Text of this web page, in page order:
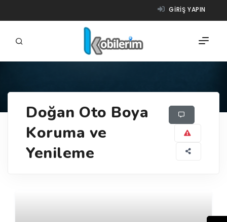
GIRIŞ YAPIN
ÜRÜNLER
Doğan Oto Boya
Koruma ve
Yenileme